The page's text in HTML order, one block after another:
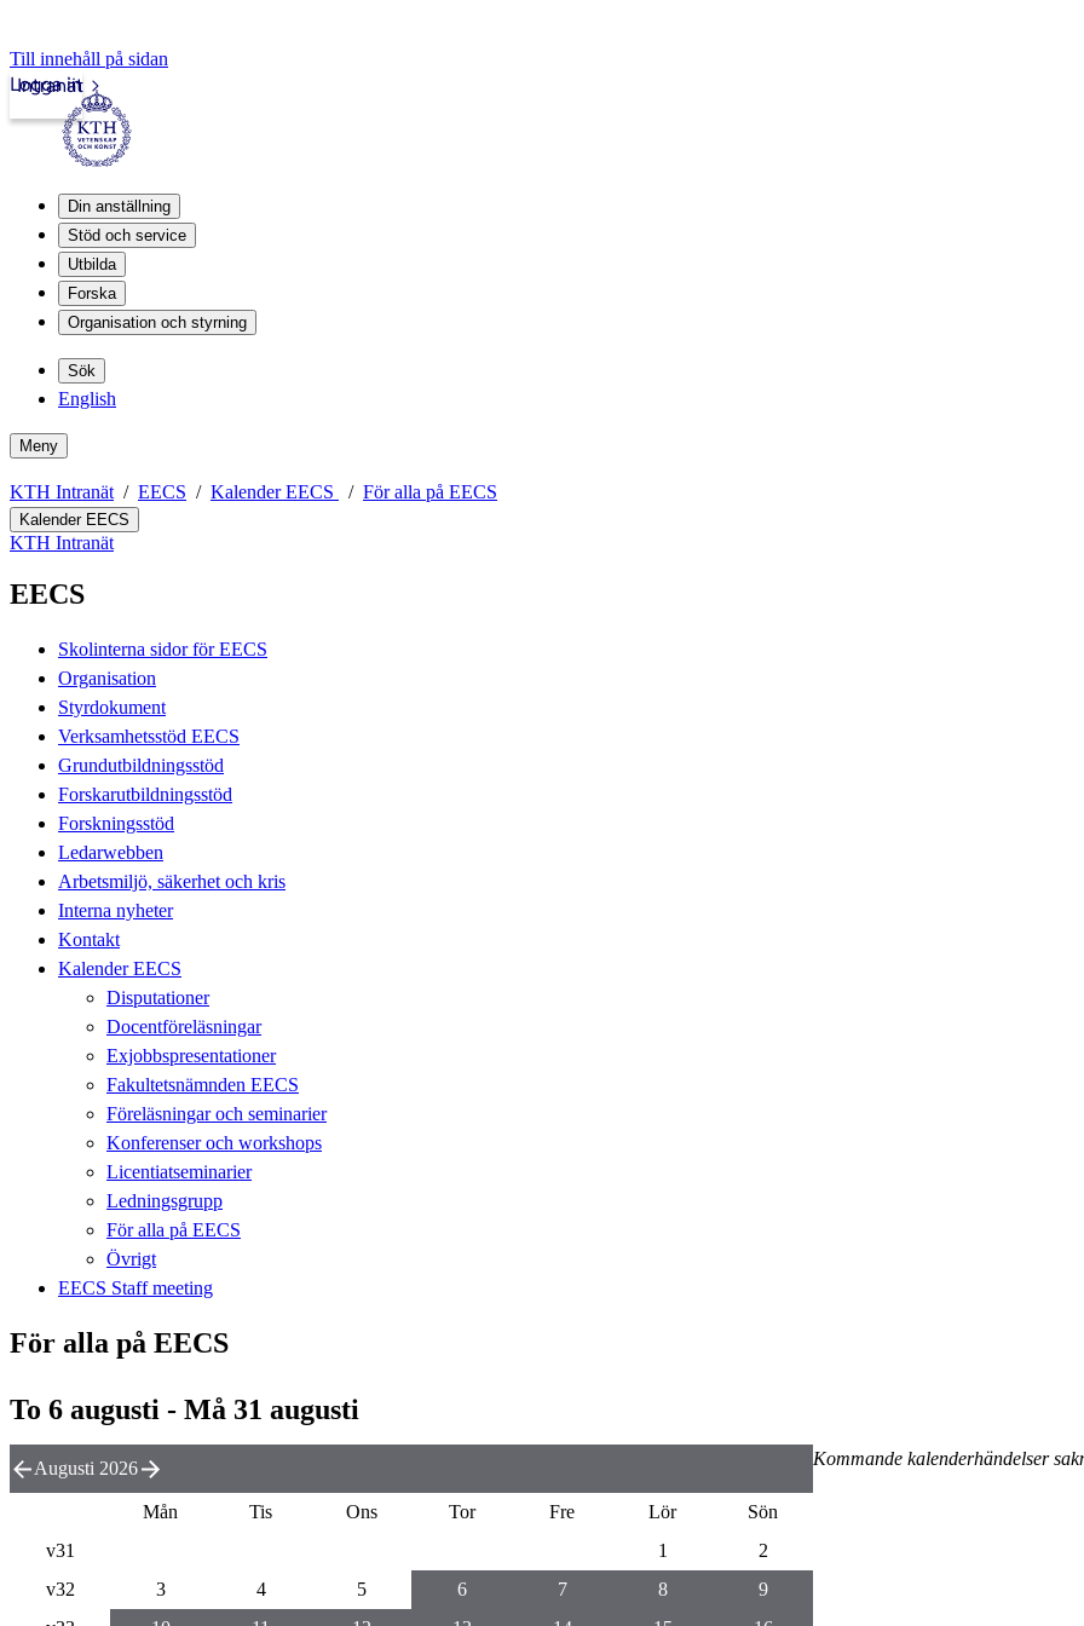
Till innehåll på sidan
Intranät
Logga in
Din anställning
Stöd och service
Utbilda
Forska
Organisation och styrning
Sök
English
Meny
KTH Intranät EECS Kalender EECS För alla på EECS
Kalender EECS
KTH Intranät
EECS
Skolinterna sidor för EECS
Organisation
Styrdokument
Verksamhetsstöd EECS
Grundutbildningsstöd
Forskarutbildningsstöd
Forskningsstöd
Ledarwebben
Arbetsmiljö, säkerhet och kris
Interna nyheter
Kontakt
Kalender EECS
Disputationer
Docentföreläsningar
Exjobbspresentationer
Fakultetsnämnden EECS
Föreläsningar och seminarier
Konferenser och workshops
Licentiatseminarier
Ledningsgrupp
För alla på EECS
Övrigt
EECS Staff meeting
För alla på EECS
To 6 augusti - Må 31 augusti
Kommande kalenderhändelser
Augusti 2026
Mån Tis Ons Tor Fre Lör
Sön
v31
1
2
v32
3 4 5 6 7 8
9